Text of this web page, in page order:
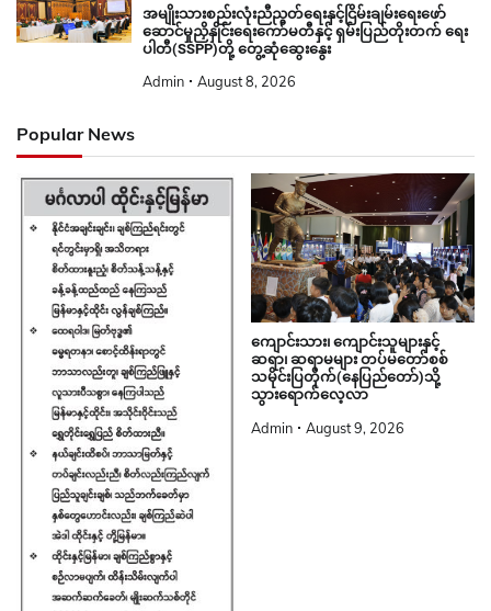
အမျိုးသားစည်းလုံးညီညွတ်ရေးနှင့်ငြိမ်းချမ်းရေးဖော်
ဆောင်မှုညှိနှိုင်းရေးကော်မတီနှင့် ရှမ်းပြည်တိုးတက် ရေး
ပါတီ(SSPP)တို့ တွေ့ဆုံဆွေးနွေး
Admin August 8, 2026
Popular News
ကျောင်းသား၊ ကျောင်းသူများနှင့်
ဆရာ၊ ဆရာမများ တပ်မတော်စစ်
သမိုင်းပြတိုက်(နေပြည်တော်)သို့
သွားရောက်လေ့လာ
Admin August 9, 2026